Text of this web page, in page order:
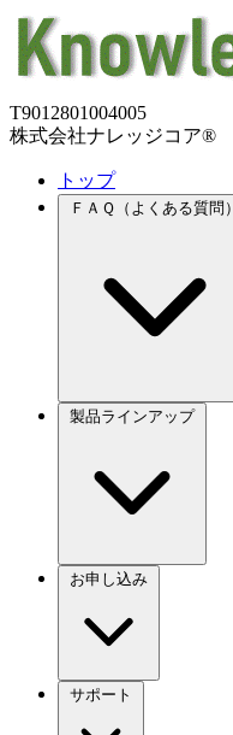
T9012801004005
株式会社ナレッジコア®
トップ
ＦＡＱ（よくある質問）
製品ラインアップ
お申し込み
サポート